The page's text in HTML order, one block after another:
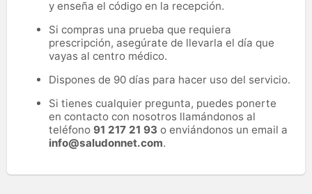
y enseña el código en la recepción.
Si compras una prueba que requiera
prescripción, asegúrate de llevarla el día que
vayas al centro médico.
Dispones de 90 días para hacer uso del servicio.
Si tienes cualquier pregunta, puedes ponerte
en contacto con nosotros llamándonos al
teléfono 91 217 21 93 o enviándonos un email a
info@saludonnet.com.